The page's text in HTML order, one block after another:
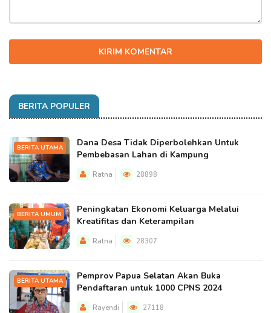
KIRIM KOMENTAR
BERITA POPULER
BERITA UTAMA
Dana Desa Tidak Diperbolehkan Untuk
Pembebasan Lahan di Kampung
Ratna 28898
BERITA UMUM
Peningkatan Ekonomi Keluarga Melalui
Kreatifitas dan Keterampilan
Ratna 28307
BERITA UTAMA
Pemprov Papua Selatan Akan Buka
Pendaftaran untuk 1000 CPNS 2024
Rayendi 27118